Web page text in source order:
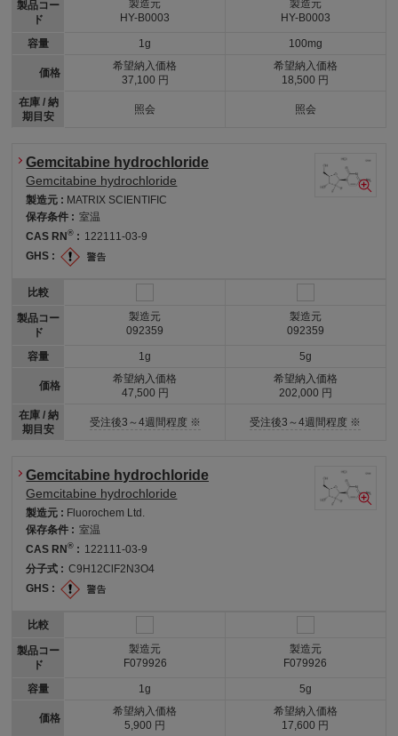
製品コー
ド
容量
価格
在庫 / 納
期目安
製造元
HY-B0003
1g
希望納入価格
37,100 円
照会
製造元
HY-B0003
100mg
希望納入価格
18,500 円
照会
Gemcitabine hydrochloride
Gemcitabine hydrochloride
製造元 : MATRIX SCIENTIFIC
保存条件 : 室温
CAS RN® : 122111-03-9
GHS :
比較
製品コー
ド
容量
価格
在庫 / 納
期目安
製造元
092359
1g
希望納入価格
47,500 円
受注後3～4週間程度 ※
製造元
092359
5g
希望納入価格
202,000 円
受注後3～4週間程度 ※
Gemcitabine hydrochloride
Gemcitabine hydrochloride
製造元 : Fluorochem Ltd.
保存条件 : 室温
CAS RN® : 122111-03-9
分子式 : C9H12ClF2N3O4
GHS :
比較
製品コー
ド
容量
価格
製造元
F079926
1g
希望納入価格
5,900 円
製造元
F079926
5g
希望納入価格
17,600 円